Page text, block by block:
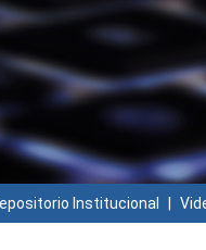
Institucional